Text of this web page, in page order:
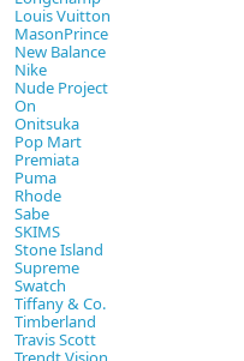
Louis Vuitton
MasonPrince
New Balance
Nike
Nude Project
On
Onitsuka
Pop Mart
Premiata
Puma
Rhode
Sabe
SKIMS
Stone Island
Supreme
Swatch
Tiffany & Co.
Timberland
Travis Scott